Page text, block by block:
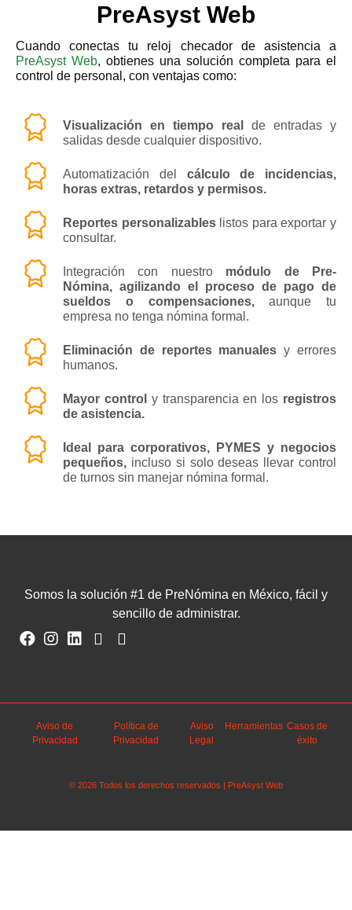
PreAsyst Web
Cuando conectas tu reloj checador de asistencia a
PreAsyst Web, obtienes una solución completa para el
control de personal, con ventajas como:
Visualización en tiempo real
de entradas y
salidas desde cualquier dispositivo.
Automatización del cálculo de incidencias,
horas extras, retardos y permisos.
Reportes personalizableslistos para exportar y
consultar.
Integración con nuestro módulo de Pre-
Nómina, agilizando el proceso de pago de
sueldos o compensaciones,aunque tu
empresa no tenga nómina formal.
Eliminación de reportes manuales y errores
humanos.
Mayor control y transparencia en los registros
de asistencia.
Ideal para corporativos, PYMES y negocios
pequeños, incluso si solo deseas llevar control
de turnos sin manejar nómina formal.
Somos la solución #1 de PreNómina en México, fácil y
sencillo de administrar.
Aviso de
Privacidad
Política de
Privacidad
Aviso
Legal
Herramientas Casos de
éxito
© 2026 Todos los derechos reservados | PreAsyst Web